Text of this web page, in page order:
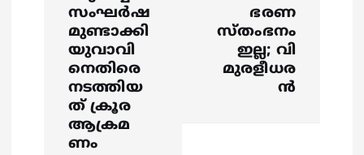
സംഘര്‍ഷ
മുണ്ടാക്കി
യുവാവി
നെതിരെ
നടത്തിയ
ത് ക്രൂര
ആക്രമ
ണം
ഭരണ
സ്തംഭനം
ഇല്ല; വി
മുരളീധര
ൻ